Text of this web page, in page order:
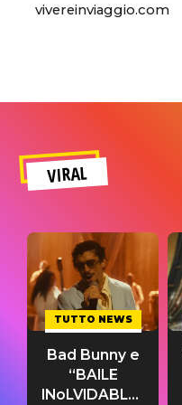
vivereinviaggio.com
VIRAL
TUTTO NEWS
Bad Bunny e
“BAILE
INoLVIDABLE”: